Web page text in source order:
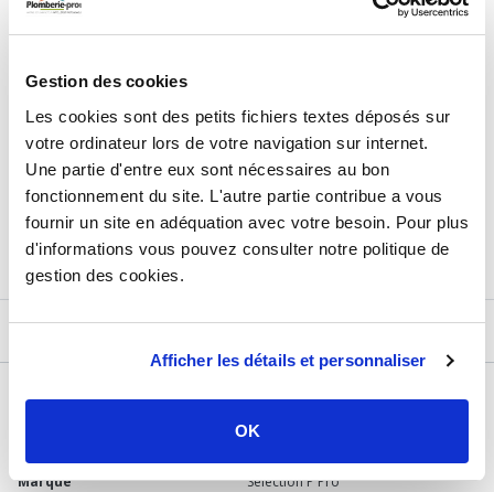
Gestion des cookies
Les cookies sont des petits fichiers textes déposés sur
votre ordinateur lors de votre navigation sur internet.
Une partie d'entre eux sont nécessaires au bon
fonctionnement du site. L'autre partie contribue a vous
fournir un site en adéquation avec votre besoin. Pour plus
d'informations vous pouvez consulter notre politique de
gestion des cookies.
Afficher les détails et personnaliser
OK
38,90 €
Retours et échanges jusqu'à 90 jours
En savoir plus
Vide
Marque Sélection P Pro